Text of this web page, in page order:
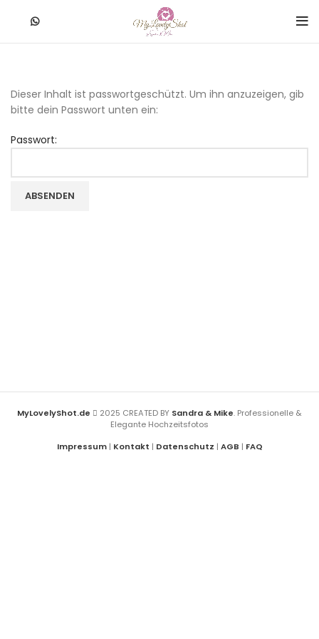
Dieser Inhalt ist passwortgeschützt. Um ihn anzuzeigen, gib
bitte dein Passwort unten ein:
Passwort:
MyLovelyShot.de 2025 CREATED BY Sandra & Mike. Professionelle &
Elegante Hochzeitsfotos
Impressum| Kontakt | Datenschutz | AGB | FAQ